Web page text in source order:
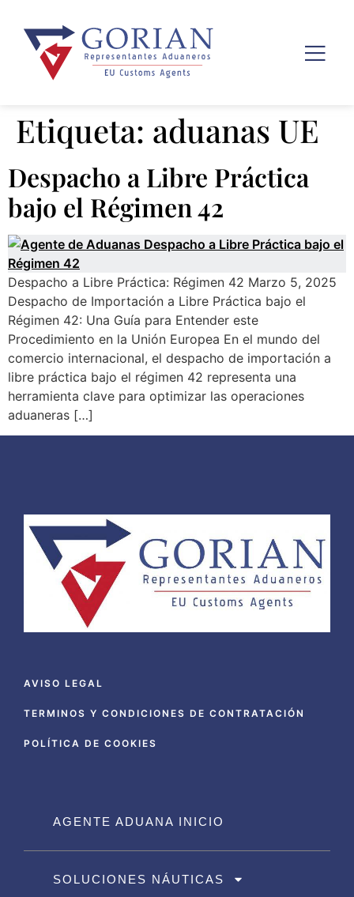
Etiqueta: aduanas UE
Despacho a Libre Práctica
bajo el Régimen 42
Despacho a Libre Práctica: Régimen 42 Marzo 5, 2025
Despacho de Importación a Libre Práctica bajo el
Régimen 42: Una Guía para Entender este
Procedimiento en la Unión Europea En el mundo del
comercio internacional, el despacho de importación a
libre práctica bajo el régimen 42 representa una
herramienta clave para optimizar las operaciones
aduaneras […]
AVISO LEGAL
TERMINOS Y CONDICIONES DE CONTRATACIÓN
POLÍTICA DE COOKIES
AGENTE ADUANA INICIO
SOLUCIONES NÁUTICAS